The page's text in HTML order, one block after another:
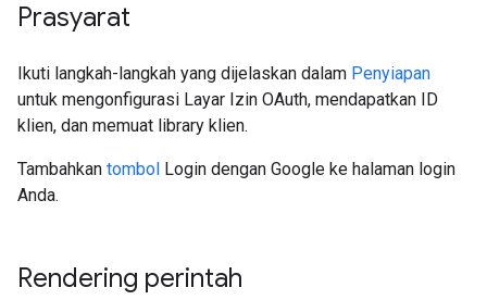
Prasyarat
Ikuti langkah-langkah yang dijelaskan dalam Penyiapan
untuk mengonfigurasi Layar Izin OAuth, mendapatkan ID
klien, dan memuat library klien.
Tambahkan tombol Login dengan Google ke halaman login
Anda.
Rendering perintah